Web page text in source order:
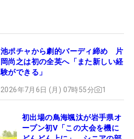
池ポチャから劇的バーディ締め 片
岡尚之は初の全英へ「また新しい経
験ができる」
2026年7月6日 (月) 07時55分 1
初出場の鳥海颯汰が岩手県オ
ープン初V「この大会を機に